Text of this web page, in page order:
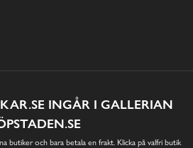
INGÅR I GALLERIAN
butiker och bara betala en frakt. Klicka på valfri butik